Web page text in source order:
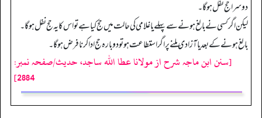
دوسرا حج نفل ہوگا۔
لیکن اگر کسی نے بالغ ہونے سے پہلے یا غلامی کی حالت میں حج کیا ہے تو اس کا یہ حج نفل ہوگا۔
بالغ ہونے کے بعد یا آزادی ملنے پر اگر استطاعت ہوتو دوبارہ حج ادا کرنا فرض ہوگا۔
[سنن ابن ماجہ شرح از مولانا عطا الله ساجد، حدیث/صفحہ نمبر:
2884]